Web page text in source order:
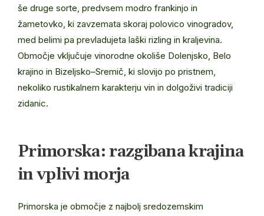
še druge sorte, predvsem modro frankinjo in
žametovko, ki zavzemata skoraj polovico vinogradov,
med belimi pa prevladujeta laški rizling in kraljevina.
Območje vključuje vinorodne okoliše Dolenjsko, Belo
krajino in Bizeljsko–Sremič, ki slovijo po pristnem,
nekoliko rustikalnem karakterju vin in dolgoživi tradiciji
zidanic.
Primorska: razgibana krajina
in vplivi morja
Primorska je območje z najbolj sredozemskim